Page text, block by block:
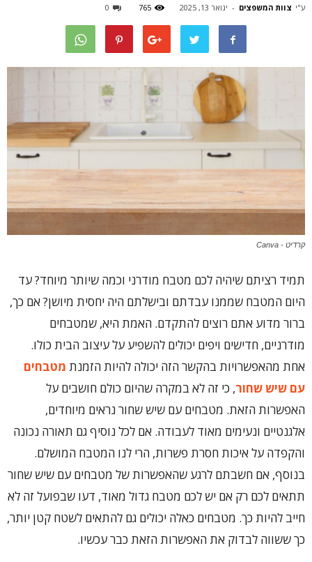
ע"י צוות המשפצים - ינואר 13, 2025 765
0
קרדיט - Canva
תמיד רציתם שיהיה לכם מטבח מודרני וכמה שיותר מיוחד? עד
היום המטבח שממנו עבדתם ובישלתם היה יחסית מיושן? אם כך,
ברור מדוע אתם רוצים להתקדם. האמת היא, שמטבחים
מודרניים, חדישים ויפים יכולים להשפיע על עיצוב הבית כולו.
אחת מהאפשרויות בהקשר הזה יכולה להיות הזמנת מטבחים
עם שיש שחור, כי זה לא במקרה שהיום כולם חושבים על
האפשרות הזאת. מטבחים עם שיש שחור נראים מיוחדים,
אלגנטיים ונעימים מאוד לעבודה. אם לכל נוסיף גם תאורה נכונה
והקפדה על איכות חסרת פשרות, הרי לנו המטבח המושלם.
בנוסף, אם חשבתם לרגע שהאפשרות של מטבחים עם שיש שחור
תתאים לכם רק אם יש לכם מטבח גדול מאוד, דעו שבפועל זה לא
חייב להיות כך. מטבחים כאלה יכולים גם להתאים לשטח קטן יותר,
כך ששווה לבדוק את האפשרות הזאת כבר עכשיו.